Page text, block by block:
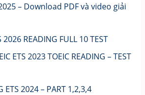
– Download PDF và video giải
2026 READING FULL 10 TEST
ETS 2023 TOEIC READING – TEST
ETS 2024 – PART 1,2,3,4